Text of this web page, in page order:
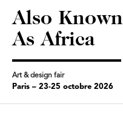
Also Known
As Africa
Art & design fair
Paris – 23-25 octobre 2026